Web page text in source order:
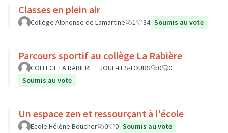
Classes en plein air
Collège Alphonse de Lamartine 1 34 Soumis au vote
Parcours sportif au collège La Rabière
COLLEGE LA RABIERE _ JOUE-LES-TOURS 0
0
Soumis au vote
Un espace zen et ressourçant à l'école
Ecole Hélène Boucher 0 0 Soumis au vote